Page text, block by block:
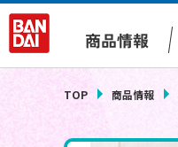
商品情報
TOP 商品情報